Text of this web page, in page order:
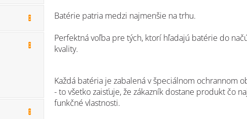
Batérie patria medzi najmenšie na trhu.
Perfektná voľba pre tých, ktorí hľadajú batérie do
kvality.
Každá batéria je zabalená v špeciálnom ochrannom
- to všetko zaisťuje, že zákazník dostane produkt čo
funkčné vlastnosti.